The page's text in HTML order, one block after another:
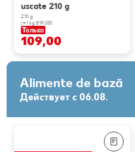
uscate 210 g
210 g
(=1 kg 519.05)
Только
109,00
Alimente de bază
Действует с 06.08.